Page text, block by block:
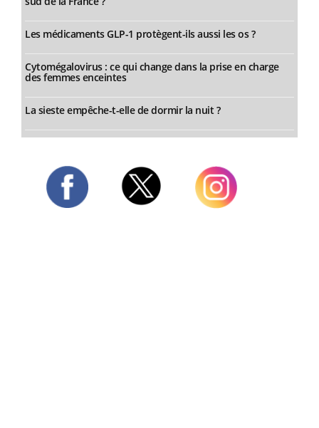
Les médicaments GLP-1 protègent-ils aussi les os ?
Cytomégalovirus : ce qui change dans la prise en charge
des femmes enceintes
La sieste empêche-t-elle de dormir la nuit ?